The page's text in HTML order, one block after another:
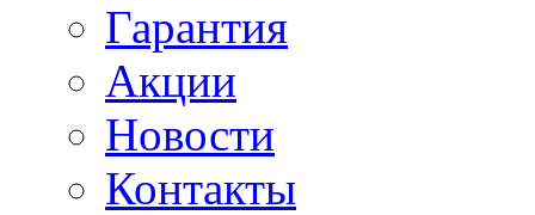
Гарантия
Акции
Новости
Контакты